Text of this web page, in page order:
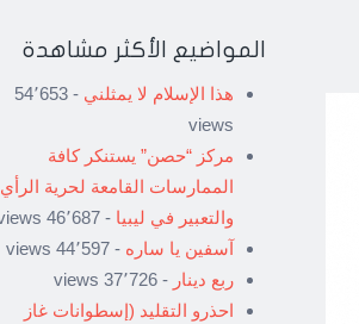
المواضيع الأكثر مشاهدة
هذا الإسلام لا يمثلني
- 54٬653
views
مركز “حصن” يستنكر كافة
الممارسات القامعة لحرية الرأي
والتعبير في ليبيا - 46٬687 views
آسفين يا ساره - 44٬597 views
ربع دينار - 37٬726 views
احذرو التقليد (إسطوانات غاز